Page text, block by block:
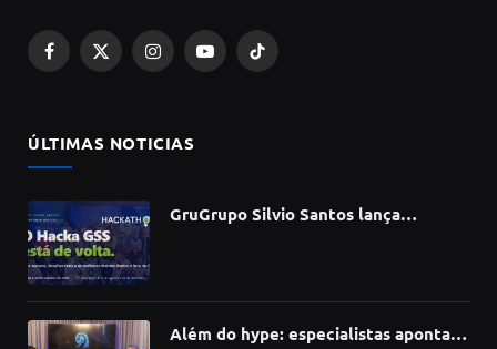
Facebook
X
InstagramYouTubeTikTok
ÚLTIMAS NOTICIAS
GruGrupo Silvio Santos lança
Além do hype: especialistas apontam